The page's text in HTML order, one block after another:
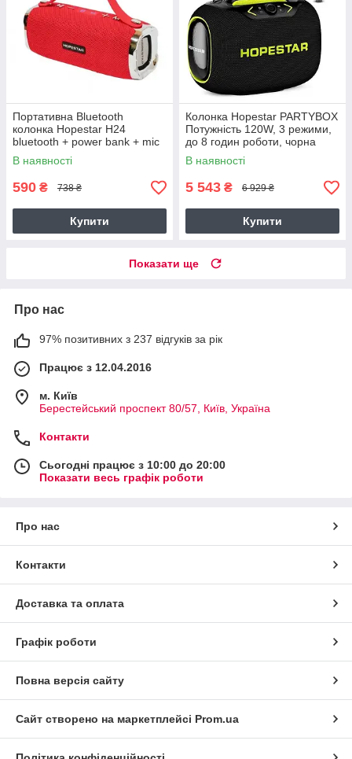
Портативна Bluetooth
колонка Hopestar H24
bluetooth + power bank + mic
В наявності
590 ₴ 738 ₴
Купити
Колонка Hopestar PARTYBOX
Потужність 120W, 3 режими,
до 8 годин роботи, чорна
(PARTY BOX)
В наявності
5 543 ₴ 6 929 ₴
Купити
Показати ще
Про нас
97% позитивних з 237 відгуків за рік
Працює з 12.04.2016
м. Київ
Берестейський проспект 80/57, Київ, Україна
Контакти
Сьогодні працює з 10:00 до 20:00
Показати весь графік роботи
Про нас
Контакти
Доставка та оплата
Графік роботи
Повна версія сайту
Сайт створено на маркетплейсі Prom.ua